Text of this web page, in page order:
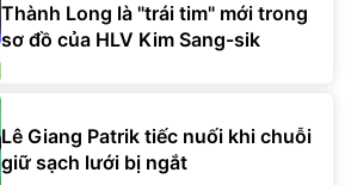
Thành Long là "trái tim" mới trong
sơ đồ của HLV Kim Sang-sik
Lê Giang Patrik tiếc nuối khi chuỗi
giữ sạch lưới bị ngắt